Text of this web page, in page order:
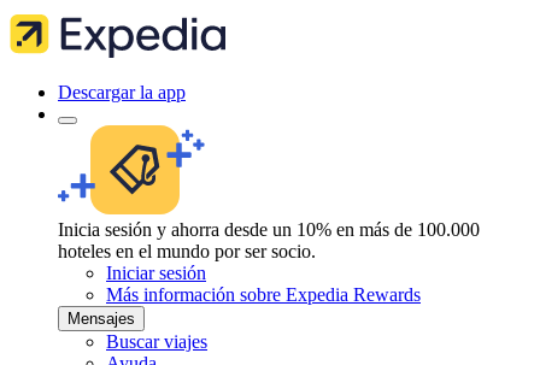
Descargar la app
Inicia sesión y ahorra desde un 10% en más de 100.000
hoteles en el mundo por ser socio.
Iniciar sesión
Más información sobre Expedia Rewards
Mensajes
Buscar viajes